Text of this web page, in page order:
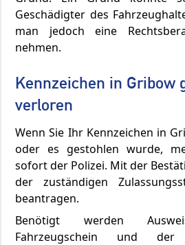
Geschädigter des
man jedoch eine
nehmen.
Kennzeichen in Gribow
verloren
Wenn Sie Ihr Kennzeichen in
oder es gestohlen wurde,
sofort der Polizei. Mit der
der zuständigen
beantragen.
Benötigt werden
Fahrzeugschein und der